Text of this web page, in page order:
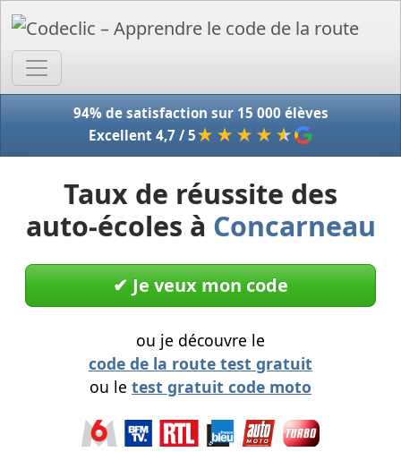
94% de satisfaction sur 15 000 élèves
Excellent 4,7 / 5★★★★ ★
Taux de réussite des
auto-écoles à Concarneau
✔︎ Je veux mon code
ou je découvre le
code de la route test gratuit
ou le test gratuit code moto